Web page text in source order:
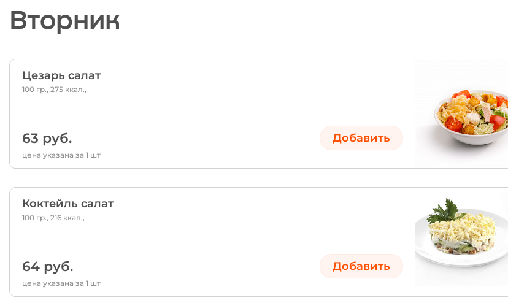
Вторник
Цезарь салат
100 гр., 275 ккал.,
63 руб. Добавить
цена указана за 1 шт
Коктейль салат
100 гр., 216 ккал.,
64 руб. Добавить
цена указана за 1 шт